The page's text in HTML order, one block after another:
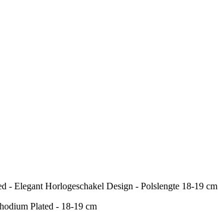
- Elegant Horlogeschakel Design - Polslengte 18-19 cm